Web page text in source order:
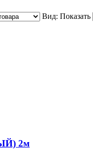
Вид: Показать
2м